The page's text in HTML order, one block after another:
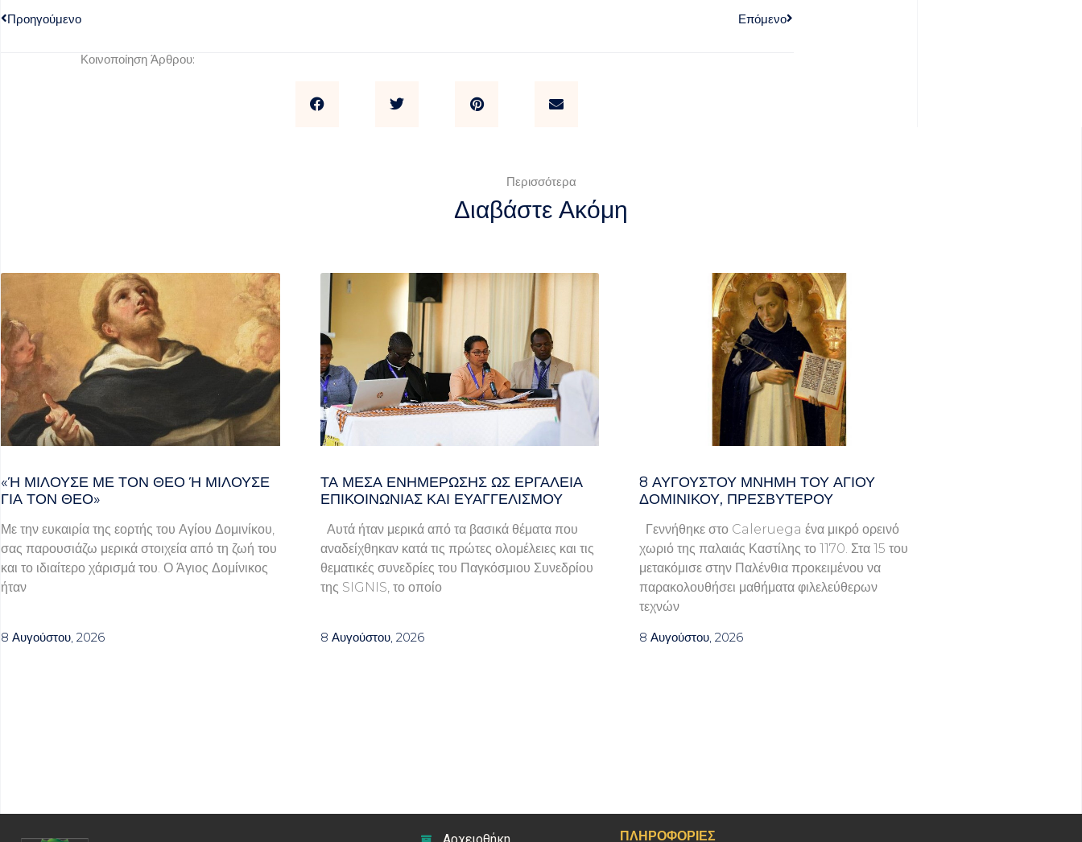
Προηγούμενο Επόμενο
Κοινοποίηση Άρθρου:
Περισσότερα
Διαβάστε Ακόμη
«Ή ΜΙΛΟΎΣΕ ΜΕ ΤΟΝ ΘΕΌ Ή ΜΙΛΟΎΣΕ ΓΙ
Α ΤΟΝ ΘΕΌ»
Με την ευκαιρία της εορτής του Αγίου Δομινίκου,
σας παρουσιάζω μερικά στοιχεία από τη ζωή του
και το ιδιαίτερο χάρισμά του. Ο Άγιος Δομίνικος
ήταν
8 Αυγούστου, 2026
ΤΑ ΜΈΣΑ ΕΝΗΜΈΡΩΣΗΣ ΩΣ ΕΡΓΑΛΕΊΑ
ΕΠΙΚΟΙΝΩΝΊΑΣ ΚΑΙ ΕΥΑΓΓΕΛΙΣΜΟΎ
Αυτά ήταν μερικά από τα βασικά θέματα που
αναδείχθηκαν κατά τις πρώτες ολομέλειες και τις
θεματικές συνεδρίες του Παγκόσμιου Συνεδρίου
της SIGNIS, το οποίο
8 Αυγούστου, 2026
8 ΑΥΓΟΥΣΤΟΥ ΜΝΗΜΗ ΤΟΥ ΑΓΙΟΥ
ΔΟΜΙΝΙΚΟΥ, ΠΡΕΣΒΥΤΕΡΟΥ
Γεννήθηκε στο Caleruega ένα μικρό ορεινό
χωριό της παλαιάς Καστίλης το 1170. Στα 15 του
μετακόμισε στην Παλένθια προκειμένου να
παρακολουθήσει μαθήματα φιλελεύθερων
τεχνών
8 Αυγούστου, 2026
ΠΛΗΡΟΦΟΡΊΕΣ